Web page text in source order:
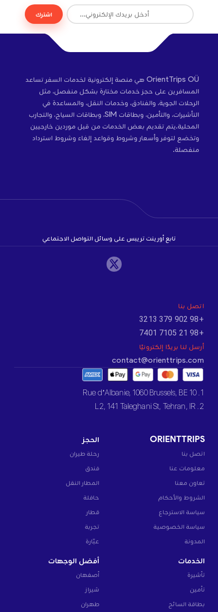
اشترك
OrientTrips OÜ هي منصة إلكترونية لخدمات السفر تساعد
المسافرين على حجز خدمات مختارة بشكل منفصل، مثل
الرحلات الجوية، والفنادق، وخدمات النقل، والمساعدة في
التأشيرات، والتأمين، وبطاقات SIM، وبطاقات السياح، والتجارب
المحلية.يتم تقديم بعض الخدمات من قبل موردين خارجيين
وتخضع لتوفر وأسعار وشروط وقواعد إلغاء وشروط استرداد
منفصلة.
تابع أورينت تريبس على وسائل التواصل الاجتماعي
اتصل بنا
+98 902 379 3213
+98 21 7105 7401
أرسل لنا بريدًا إلكترونيًا
contact@orienttrips.com
1. 10 Rue d’Albanie, 1060 Brussels, BE
2. L2, 141 Taleghani St, Tehran, IR
ORIENTTRIPS
اتصل بنا
معلومات عنا
تعاون معنا
الشروط والأحكام
سياسة الاسترجاع
سياسة الخصوصية
المدونة
الحجز
رحلة طيران
فندق
المطار النقل
حافلة
قطار
تجربة
عبّارة
الخدمات
تأشيرة
تأمين
بطاقة السائح
أفضل الوجهات
أصفهان
شيراز
طهران